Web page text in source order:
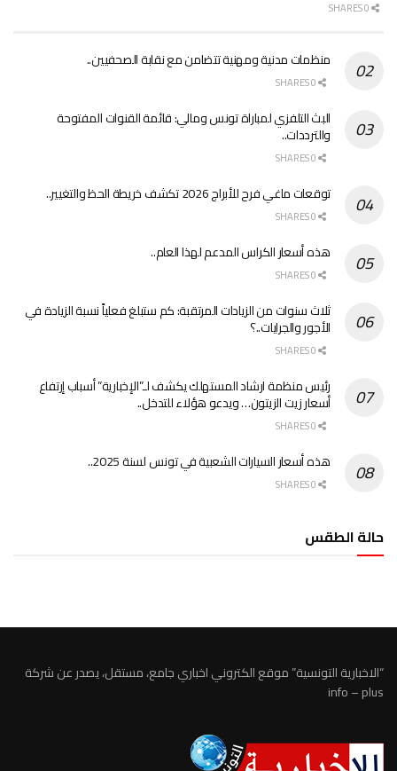
منظمات مدنية ومهنية تتضامن مع نقابة الصحفيين..
البث التلفزي لمباراة تونس ومالي: قائمة القنوات المفتوحة
والترددات..
توقعات ماغي فرح للأبراج 2026 تكشف خريطة الحظ والتغيير..
هذه أسعار الكراس المدعم لهذا العام..
ثلاث سنوات من الزيادات المرتقبة: كم ستبلغ فعلياً نسبة الزيادة في
الأجور والجرايات..؟
رئيس منظمة ارشاد المستهلك يكشف لـ”الإخبارية” أسباب إرتفاع
أسعار زيت الزيتون… ويدعو هؤلاء للتدخل..
هذه أسعار السيارات الشعبية في تونس لسنة 2025..
حالة الطقس
“الاخبارية التونسية” موقع الكتروني اخباري جامع، مستقل، يصدر عن شركة
info – plus